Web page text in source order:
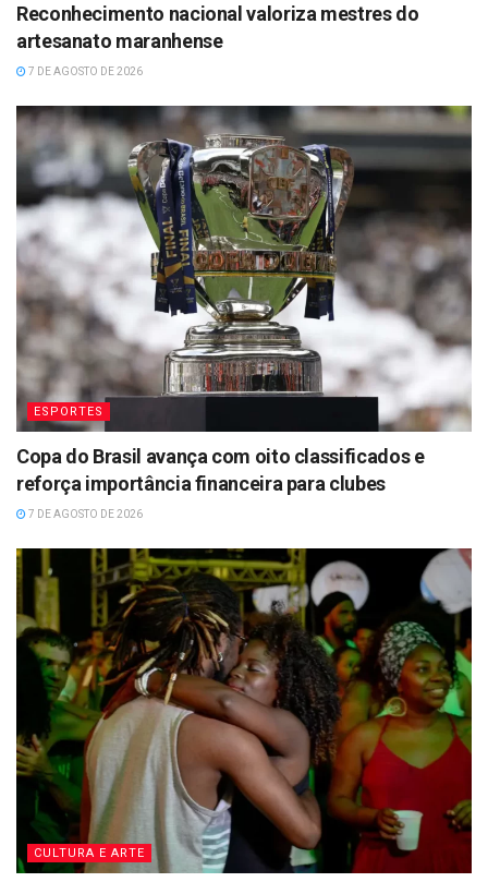
Reconhecimento nacional valoriza mestres do
artesanato maranhense
7 DE AGOSTO DE 2026
ESPORTES
Copa do Brasil avança com oito classificados e
reforça importância financeira para clubes
7 DE AGOSTO DE 2026
CULTURA E ARTE